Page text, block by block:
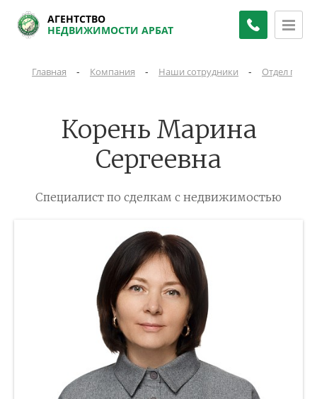
АГЕНТСТВО
НЕДВИЖИМОСТИ АРБАТ
Главная - Компания - Наши сотрудники - Отдел
Корень Марина
Сергеевна
Специалист по сделкам с недвижимостью